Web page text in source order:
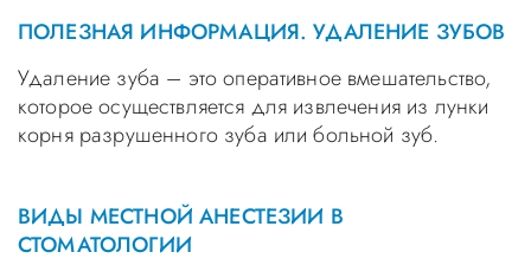
ПОЛЕЗНАЯ ИНФОРМАЦИЯ. УДАЛЕНИЕ ЗУБОВ
Удаление зуба – это оперативное вмешательство,
которое осуществляется для извлечения из лунки
корня разрушенного зуба или больной зуб.
ВИДЫ МЕСТНОЙ АНЕСТЕЗИИ В
СТОМАТОЛОГИИ